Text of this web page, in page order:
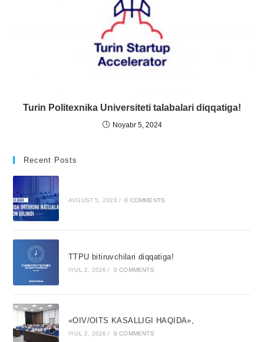
Turin Politexnika Universiteti talabalari diqqatiga!
Noyabr 5, 2024
Recent Posts
AVGUST 5, 2026 / 0 COMMENTS
TTPU bitiruvchilari diqqatiga!
IYUL 2, 2026 / 0 COMMENTS
«OIV/OITS KASALLIGI HAQIDA»,
IYUL 2, 2026 / 0 COMMENTS